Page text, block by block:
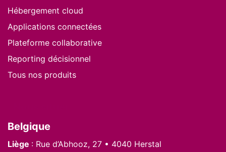
Hébergement cloud
Applications connectées
Plateforme collaborative
Reporting décisionnel
Tous nos produits
Belgique
Liège : Rue d’Abhooz, 27 • 4040 Herstal